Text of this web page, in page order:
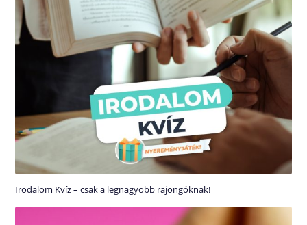
Irodalom Kvíz – csak a legnagyobb rajongóknak!